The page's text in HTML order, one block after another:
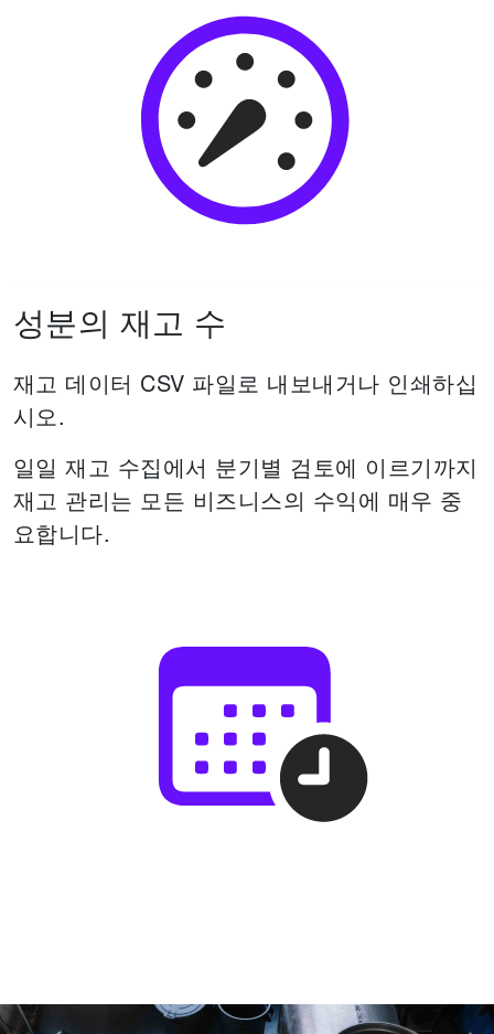
성분의 재고 수
재고 데이터 CSV 파일로 내보내거나 인쇄하십
시오.
일일 재고 수집에서 분기별 검토에 이르기까지
재고 관리는 모든 비즈니스의 수익에 매우 중
요합니다.